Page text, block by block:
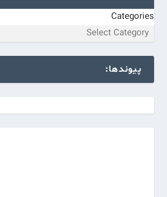
Categories
پیوندها: